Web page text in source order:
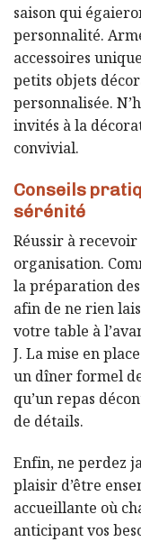
saison qui
personnalité.
accessoires
petits objets
personnalisée.
invités à la
convivial.
Conseils
sérénité
Réussir à
organisation.
la préparation
afin de ne rien
votre table à
J. La mise en
un dîner formel
qu’un repas
de détails.
Enfin, ne perdez
plaisir d’être
accueillante où
anticipant vos